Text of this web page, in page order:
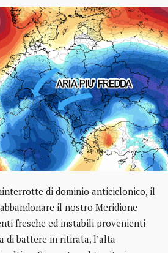
di dominio anticiclonico, il
il nostro Meridione
fresche ed instabili provenienti
di battere in ritirata, l’alta